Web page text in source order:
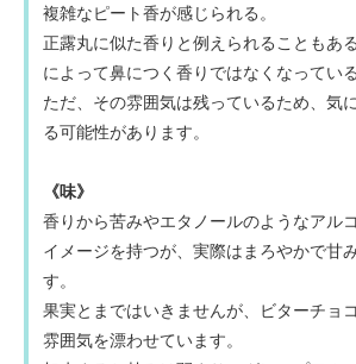
複雑なピート香が感じられる。
正露丸に似た香りと例えられることもあ
によって鼻につく香りではなくなっている
ただ、その雰囲気は残っているため、気
る可能性があります。
《味》
香りから苦みやエタノールのようなアル
イメージを持つが、実際はまろやかで甘
す。
果実とまではいきませんが、ビターチョ
雰囲気を漂わせています。